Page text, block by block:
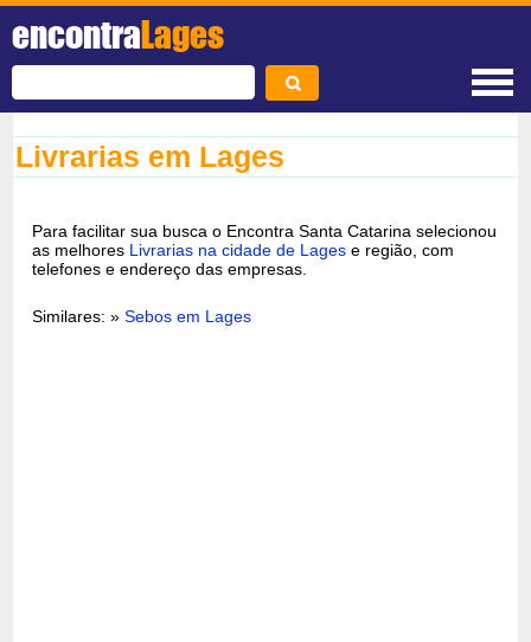
encontraLages
Livrarias em Lages
Para facilitar sua busca o Encontra Santa Catarina selecionou
as melhores Livrarias na cidade de Lages e região, com
telefones e endereço das empresas.
Similares: »Sebos em Lages